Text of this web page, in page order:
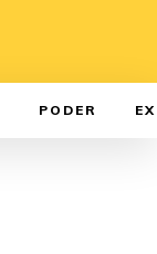
PODER